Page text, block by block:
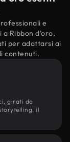
e
Ribbon d'oro,
per adattarsi ai
contenuti.
girati da
il